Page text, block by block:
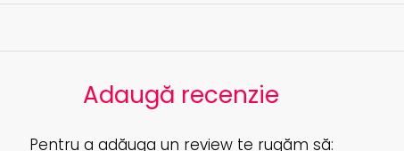
Adaugă recenzie
Pentru a adăuga un review te rugăm să: